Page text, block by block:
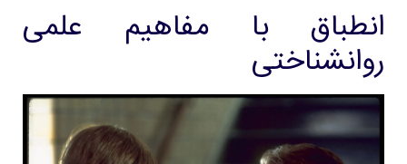
انطباق با مفاهیم علمی
روانشناختی